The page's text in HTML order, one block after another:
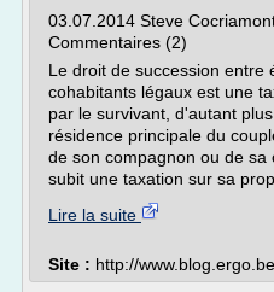
03.07.2014 Steve
Commentaires (2)
Le droit de succession entre
cohabitants légaux est une
par le survivant, d'autant
résidence principale du
de son compagnon ou de
subit une taxation sur sa
Lire la suite
Site : http://www.blog.ergo.be